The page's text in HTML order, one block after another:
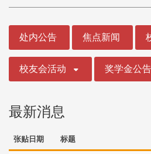
处内公告 焦点新闻
校友会活动 奖学金公告
最新消息
张贴日期 标题